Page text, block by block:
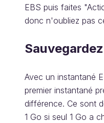
EBS puis faites
donc n'oubliez pas
Avec un instantané
premier instantané
différence. Ce sont
1 Go si seul 1 Go a